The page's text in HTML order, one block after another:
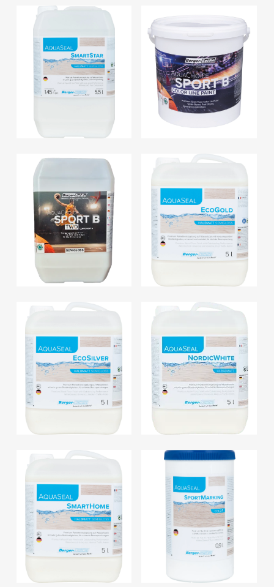
AquaSeal
NaturalWhite –
lakier wodny
AquaSeal
RoyalMat –
lakier wodny
AquaSeal
SmartStar –
lakier wodny
AquaChoice
Sport B Color
Line Paint-
wodna farba do
linii boiskowych
AquaChoice
Sport B Two –
lakier wodny
AquaSeal
EcoGold –
lakier wodny
AquaSeal
EcoSilver –
lakier wodny
AquaSeal
NordicWhite –
lakier wodny